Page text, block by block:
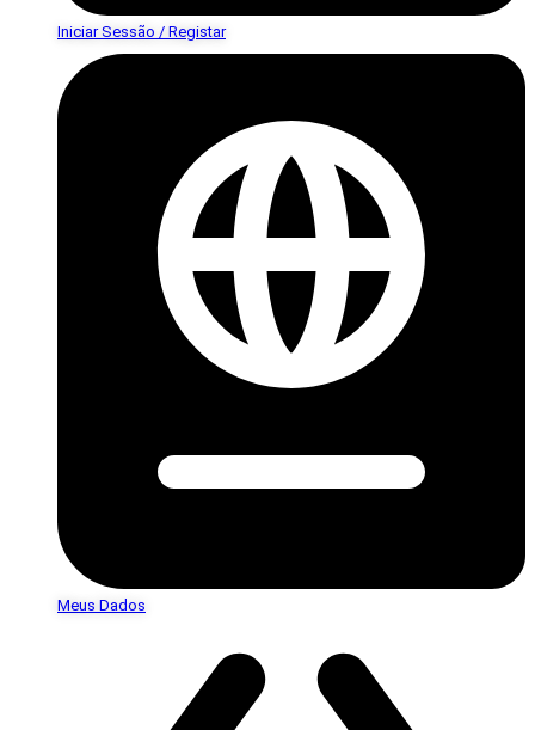
Iniciar Sessão / Registar
Meus Dados